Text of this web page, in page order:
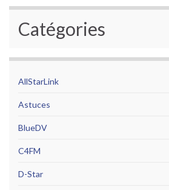
Catégories
AllStarLink
Astuces
BlueDV
C4FM
D-Star